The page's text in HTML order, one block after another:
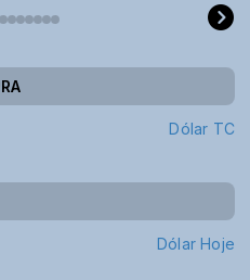
Dólar TC
Dólar Hoje